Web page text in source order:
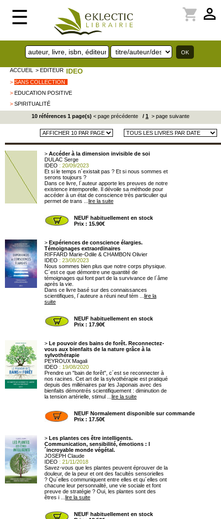
☰ perm_identity
shopping_cart
ACCUEIL > EDITEUR IDEO
> SANS COLLECTION
> EDUCATION POSITIVE
> SPIRITUALITÉ
10 références 1 page(s) < page précédente / 1 > page suivante
> Accéder à la dimension invisible de soi
DULAC Serge
IDEO : 20/09/2023
Et si le temps n´existait pas ? Et si nous sommes et
serons toujours ?
Dans ce livre, l´auteur apporte les preuves de notre
existence intemporelle. Il dévoile sa méthode pour
accéder à un état de conscience très particulier qui
permet de trans ... lire la suite
NEUF habituellement en stock
Prix : 15.90€
> Expériences de conscience élargies.
Témoignages extraordinaires
RIFFARD Marie-Odile & CHAMBON Olivier
IDEO : 23/08/2023
Nous sommes bien plus que notre corps physique.
C´est ce que démontre une quantité de
témoignages qui font part de la survivance de l´âme
après la vie.
Dans ce livre basé sur des connaissances
scientifiques, l´auteure a réuni neuf tém ... lire la
suite
NEUF habituellement en stock
Prix : 17.90€
> Le pouvoir des bains de forêt. Reconnectez-
vous aux bienfaits de la nature grâce à la
sylvothérapie
PEYROUX Magali
IDEO : 19/08/2020
Prendre un "bain de forêt", c´est se reconnecter à
nos racines. Cet art de la sylvothérapie est pratiqué
depuis des millénaires par les Japonais avec des
bienfaits démontrés scientifiquement : diminution de
la tension artérielle, stimul ... lire la suite
NEUF Normalement disponible sur commande
Prix : 17.50€
> Les plantes ces être intelligents.
Communication, sensibilité, émotions : l
´incroyable monde végétal.
JOSEPH Claude
IDEO : 21/11/2018
Savez-vous que les plantes peuvent éprouver de la
douleur, de la peur et ont des facultés sensorielles
? Qu´elles communiquent entre elles et qu´elles ont
chacune leur personnalité, une vie sociale et font
preuve de stratégie ? Oui, les plantes sont des
êtres i ... lire la suite
NEUF habituellement en stock